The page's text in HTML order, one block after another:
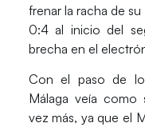
frenar la racha de
0:4 al inicio del
brecha en el
Con el paso de
Málaga veía como
vez más, ya que el